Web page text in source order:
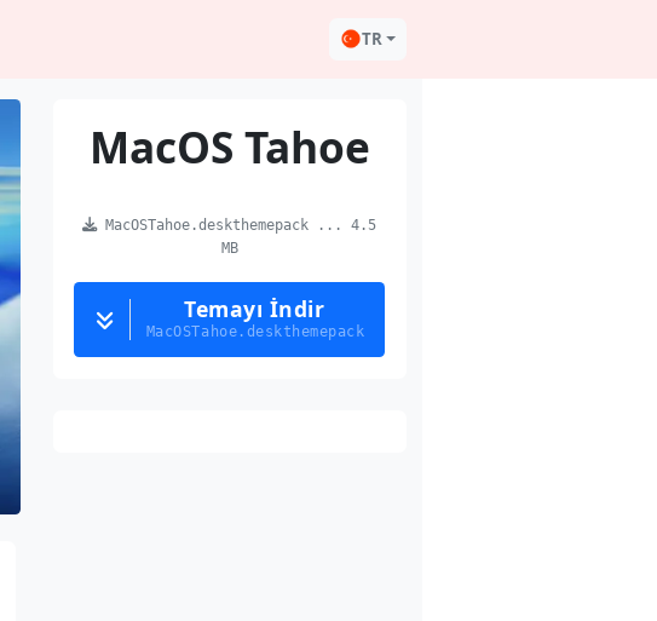
TR
MacOS Tahoe
MacOSTahoe.deskthemepack ... 4.5
MB
Temayı İndir
MacOSTahoe.deskthemepack